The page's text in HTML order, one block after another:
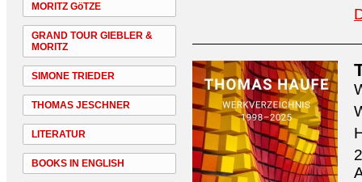
MORITZ GöTZE
GRAND TOUR GIEBLER &
MORITZ
SIMONE TRIEDER
THOMAS JESCHNER
LITERATUR
BOOKS IN ENGLISH